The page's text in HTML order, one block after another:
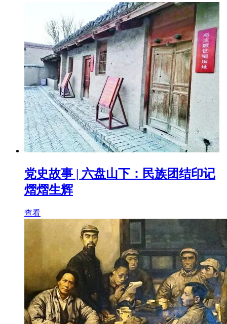
党史故事 | 六盘山下：民族团结印记
熠熠生辉
查看